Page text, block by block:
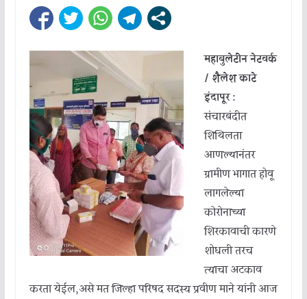
महाबुलेटीन नेटवर्क
/ शैलेश काटे
इंदापूर :
संचारबंदीत
शिथिलता
आणल्यानंतर
ग्रामीण भागात होवू
लागलेल्या
कोरोनाच्या
शिरकावाची कारणे
शोधली तरच
त्याचा अटकाव
करता येईल,असे मत जिल्हा परिषद सदस्य प्रवीण माने यांनी आज